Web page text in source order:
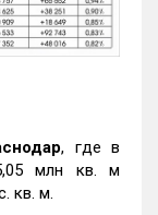
, где в
5,05 млн кв. м
кв. м.